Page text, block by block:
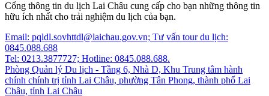
Cổng thông tin du lịch Lai Châu cung cấp cho bạn những thông tin
hữu ích nhất cho trải nghiệm du lịch của bạn.
Email: pqldl.sovhttdl@laichau.gov.vn; Tư vấn tour du lịch:
0845.088.688
Tel: 0213.3877727; Hotline: 0845.088.688.
Phòng Quản lý Du lịch - Tầng 6, Nhà D, Khu Trung tâm hành
chính chính trị tỉnh Lai Châu, phường Tân Phong, thành phố Lai
Châu, tỉnh Lai Châu